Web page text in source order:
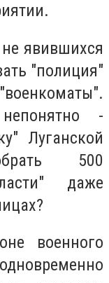
не явившихся
"полиция"
-
Луганской
500
даже
военного